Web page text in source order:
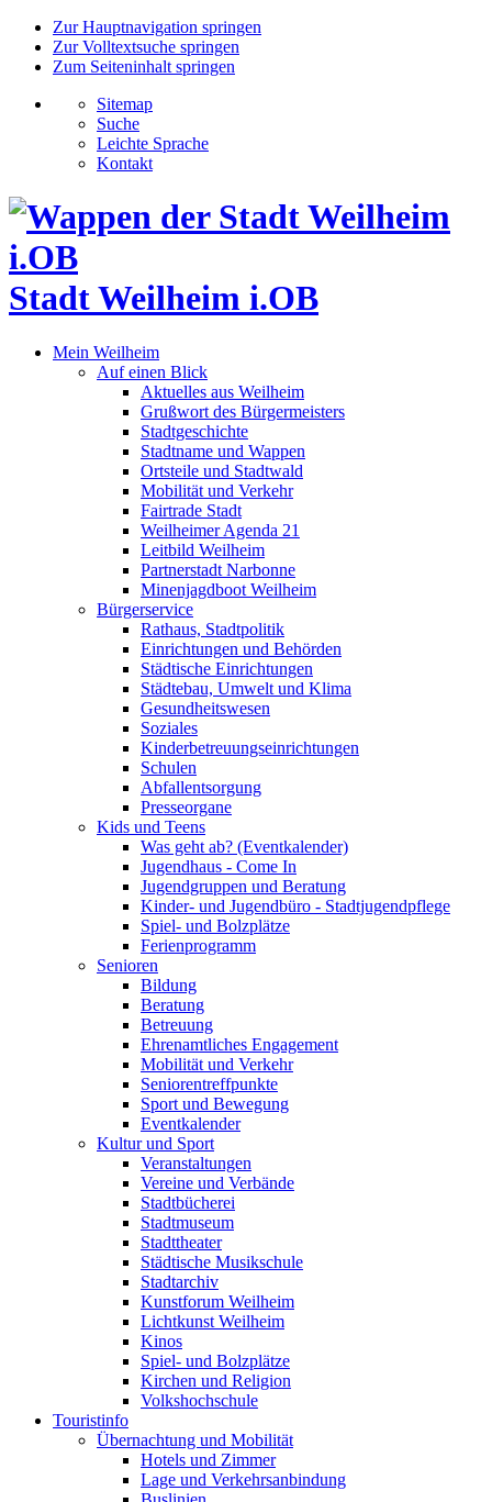
Zur Hauptnavigation springen
Zur Volltextsuche springen
Zum Seiteninhalt springen
Sitemap
Suche
Leichte Sprache
Kontakt
Stadt Weilheim i.OB
Mein Weilheim
Auf einen Blick
Aktuelles aus Weilheim
Grußwort des Bürgermeisters
Stadtgeschichte
Stadtname und Wappen
Ortsteile und Stadtwald
Mobilität und Verkehr
Fairtrade Stadt
Weilheimer Agenda 21
Leitbild Weilheim
Partnerstadt Narbonne
Minenjagdboot Weilheim
Bürgerservice
Rathaus, Stadtpolitik
Einrichtungen und Behörden
Städtische Einrichtungen
Städtebau, Umwelt und Klima
Gesundheitswesen
Soziales
Kinderbetreuungseinrichtungen
Schulen
Abfallentsorgung
Presseorgane
Kids und Teens
Was geht ab? (Eventkalender)
Jugendhaus - Come In
Jugendgruppen und Beratung
Kinder- und Jugendbüro - Stadtjugendpflege
Spiel- und Bolzplätze
Ferienprogramm
Senioren
Bildung
Beratung
Betreuung
Ehrenamtliches Engagement
Mobilität und Verkehr
Seniorentreffpunkte
Sport und Bewegung
Eventkalender
Kultur und Sport
Veranstaltungen
Vereine und Verbände
Stadtbücherei
Stadtmuseum
Stadttheater
Städtische Musikschule
Stadtarchiv
Kunstforum Weilheim
Lichtkunst Weilheim
Kinos
Spiel- und Bolzplätze
Kirchen und Religion
Volkshochschule
Touristinfo
Übernachtung und Mobilität
Hotels und Zimmer
Lage und Verkehrsanbindung